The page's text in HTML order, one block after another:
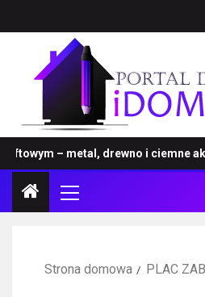
– metal, drewno i ciemne
Strona domowa PLAC